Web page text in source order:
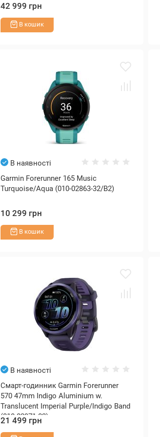
42 999 грн
В кошик
В наявності
Garmin Forerunner 165 Music
Turquoise/Aqua (010-02863-32/B2)
10 299 грн
В кошик
В наявності
Смарт-годинник Garmin Forerunner
570 47mm Indigo Aluminium w.
Translucent Imperial Purple/Indigo Band
(010-02971-02)
21 499 грн